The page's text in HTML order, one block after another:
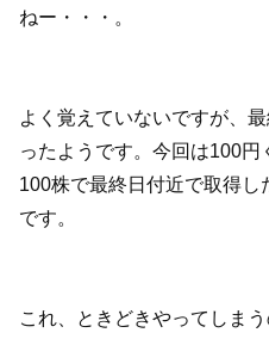
ねー・・・。
よく覚えていないですが、
ったようです。今回は100円
100株で最終日付近で取得
です。
これ、ときどきやってしま